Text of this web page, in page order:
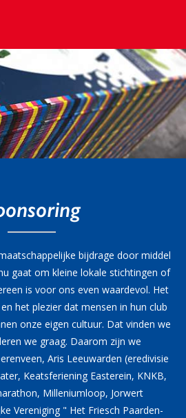
bijdrage door middel
gaat om kleine lokale stichtingen of
is voor ons even waardevol. Het
het plezier dat mensen in hun club
onze eigen cultuur. Dat vinden we
we graag. Daarom zijn we
Aris Leeuwarden (eredivisie
Keatsferiening Easterein, KNKB,
Milleniumloop, Jorwert
Vereniging " Het Friesch Paarden-